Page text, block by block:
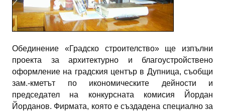
Обединение «Градско строителство» ще изпълни
проекта за архитектурно и благоустройствено
оформление на градския център в Дупница, съобщи
зам.-кметът по икономическите дейности и
председател на конкурсната комисия Йордан
Йорданов. Фирмата, която е създадена специално за